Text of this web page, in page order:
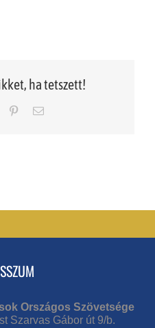
ha tetszett!
PinterestEmail
Országos Szövetsége
Szarvas Gábor út 9/b.